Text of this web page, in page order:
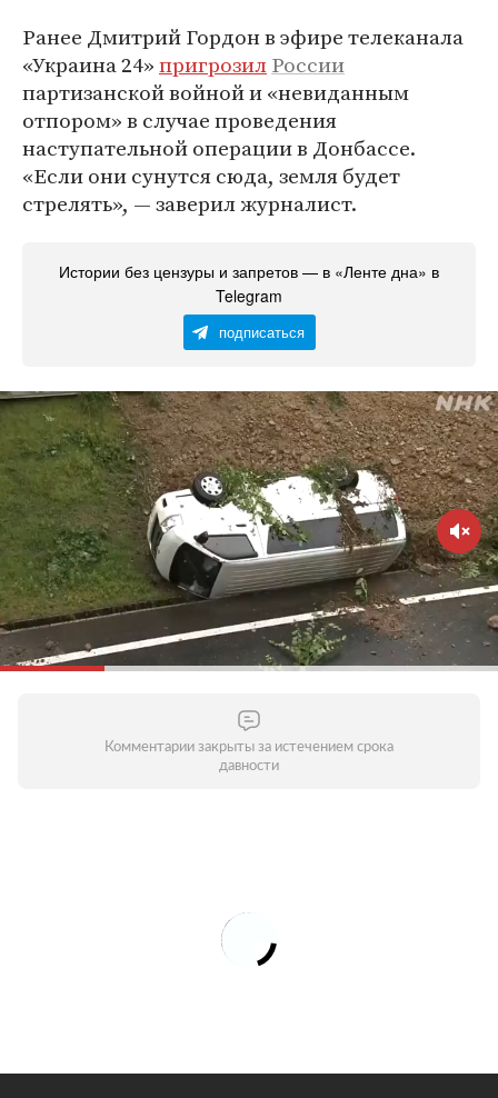
Ранее Дмитрий Гордон в эфире телеканала
«Украина 24»пригрозилРоссии
партизанской войной и «невиданным
отпором» в случае проведения
наступательной операции в Донбассе.
«Если они сунутся сюда, земля будет
стрелять», — заверил журналист.
Истории без цензуры и запретов — в «Ленте дна» в
Telegram
подписаться
Комментарии закрыты за истечением срока
давности